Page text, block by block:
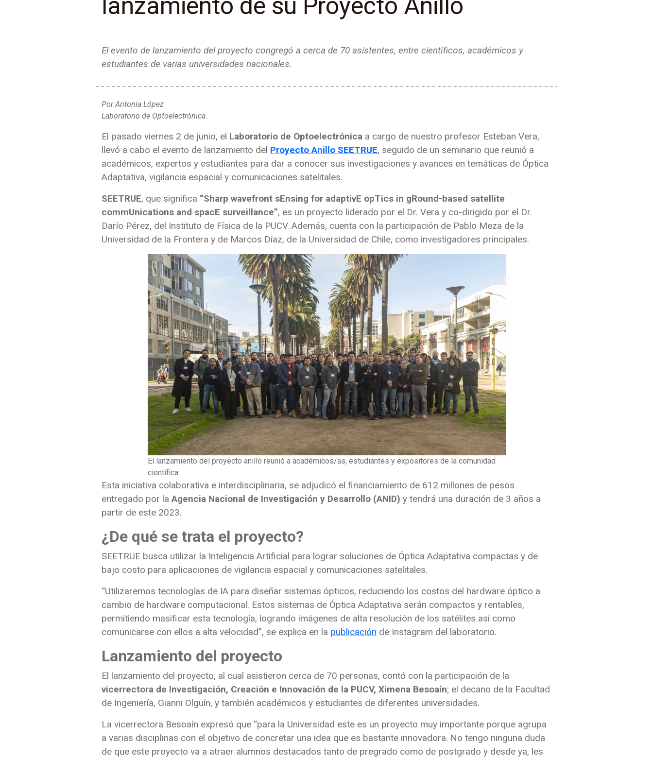
lanzamiento de su Proyecto Anillo
El evento de lanzamiento del proyecto congregó a cerca de 70 asistentes, entre científicos, académicos y
estudiantes de varias universidades nacionales.
Por Antonia López
Laboratorio de Optoelectrónica.
El pasado viernes 2 de junio, el Laboratorio de Optoelectrónica a cargo de nuestro profesor Esteban Vera,
llevó a cabo el evento de lanzamiento del Proyecto Anillo SEETRUE, seguido de un seminario que reunió a
académicos, expertos y estudiantes para dar a conocer sus investigaciones y avances en temáticas de Óptica
Adaptativa, vigilancia espacial y comunicaciones satelitales.
SEETRUE, que significa “Sharp wavefront sEnsing for adaptivE opTics in gRound-based satellite
commUnications and spacE surveillance”, es un proyecto liderado por el Dr. Vera y co-dirigido por el Dr.
Darío Pérez, del Instituto de Física de la PUCV. Además, cuenta con la participación de Pablo Meza de la
Universidad de la Frontera y de Marcos Díaz, de la Universidad de Chile, como investigadores principales.
El lanzamiento del proyecto anillo reunió a académicos/as, estudiantes y expositores de la comunidad
científica.
Esta iniciativa colaborativa e interdisciplinaria, se adjudicó el financiamiento de 612 millones de pesos
entregado por laAgencia Nacional de Investigación y Desarrollo (ANID) y tendrá una duración de 3 años a
partir de este 2023.
¿De qué se trata el proyecto?
SEETRUE busca utilizar la Inteligencia Artificial para lograr soluciones de Óptica Adaptativa compactas y de
bajo costo para aplicaciones de vigilancia espacial y comunicaciones satelitales.
“Utilizaremos tecnologías de IA para diseñar sistemas ópticos, reduciendo los costos del hardware óptico a
cambio de hardware computacional. Estos sistemas de Óptica Adaptativa serán compactos y rentables,
permitiendo masificar esta tecnología, logrando imágenes de alta resolución de los satélites así como
comunicarse con ellos a alta velocidad”, se explica en la publicación de Instagram del laboratorio.
Lanzamiento del proyecto
El lanzamiento del proyecto, al cual asistieron cerca de 70 personas, contó con la participación de la
vicerrectora de Investigación, Creación e Innovación de la PUCV, Ximena Besoaín; el decano de la Facultad
de Ingeniería, Gianni Olguín, y también académicos y estudiantes de diferentes universidades.
La vicerrectora Besoaín expresó que “para la Universidad este es un proyecto muy importante porque agrupa
a varias disciplinas con el objetivo de concretar una idea que es bastante innovadora. No tengo ninguna duda
de que este proyecto va a atraer alumnos destacados tanto de pregrado como de postgrado y desde ya, les